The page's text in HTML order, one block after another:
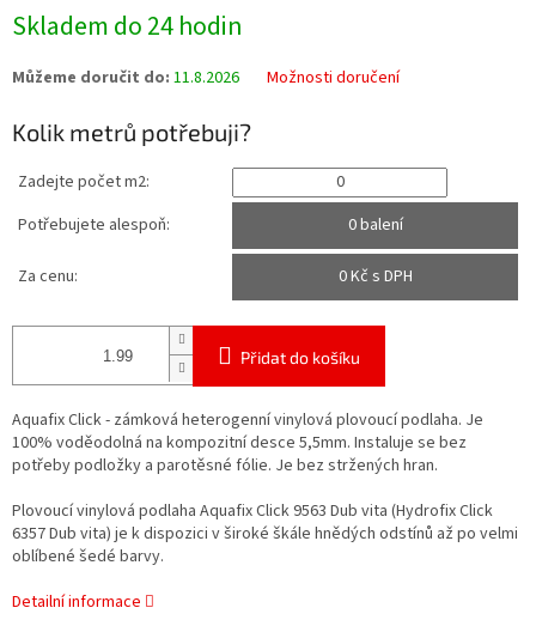
cena:
Skladem do 24 hodin
Můžeme doručit do: 11.8.2026 Možnosti doručení
Kolik metrů potřebuji?
Zadejte počet m2:
Potřebujete alespoň:
0 balení
Za cenu: 0Kč s DPH
Přidat do košíku
Aquafix Click - zámková heterogenní vinylová plovoucí podlaha. Je
100% voděodolná na kompozitní desce 5,5mm. Instaluje se bez
potřeby podložky a parotěsné fólie. Je bez stržených hran.
Plovoucí vinylová podlaha Aquafix Click 9563 Dub vita (Hydrofix Click
6357 Dub vita) je k dispozici v široké škále hnědých odstínů až po velmi
oblíbené šedé barvy.
Detailní informace